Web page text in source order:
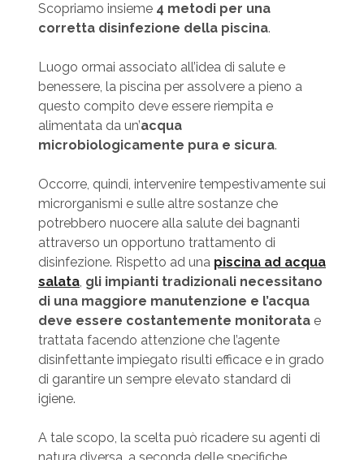
Scopriamo insieme 4 metodi per una
corretta disinfezione della piscina.
Luogo ormai associato all’idea di salute e
benessere, la piscina per assolvere a pieno a
questo compito deve essere riempita e
alimentata da un’acqua
microbiologicamente pura e sicura.
Occorre, quindi, intervenire tempestivamente sui
microrganismi e sulle altre sostanze che
potrebbero nuocere alla salute dei bagnanti
attraverso un opportuno trattamento di
disinfezione. Rispetto ad una piscina ad acqua
salata, gli impianti tradizionali necessitano
di una maggiore manutenzione e l’acqua
deve essere costantemente monitoratae
trattata facendo attenzione che l’agente
disinfettante impiegato risulti efficace e in grado
di garantire un sempre elevato standard di
igiene.
A tale scopo, la scelta può ricadere su agenti di